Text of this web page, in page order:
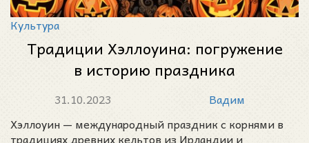
Культура
Традиции Хэллоуина: погружение
в историю праздника
31.10.2023
Вадим
Хэллоуин — международный праздник с корнями в
традициях древних кельтов из Ирландии и